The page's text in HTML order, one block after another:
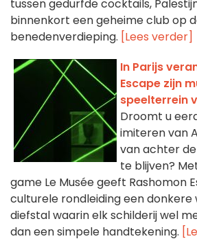
tussen gedurfde cocktails,
binnenkort een geheime club op
benedenverdieping. [Lees verder]
In Parijs
Escape zijn
speelterrein
Droomt u
imiteren van
van achter
te blijven?
game Le Musée geeft Rashomon
culturele rondleiding een donkere
diefstal waarin elk schilderij wel
dan een simpele handtekening.